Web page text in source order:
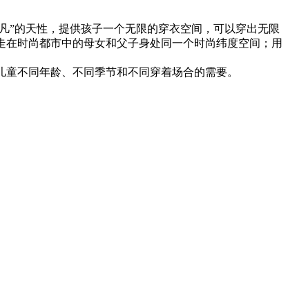
的天性，提供孩子一个无限的穿衣空间，可以穿出无限
时尚都市中的母女和父子身处同一个时尚纬度空间；用
不同年龄、不同季节和不同穿着场合的需要。